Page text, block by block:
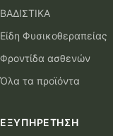
ΒΑΔΙΣΤΙΚΑ
Είδη Φυσικοθεραπείας
Φροντίδα ασθενών
Όλα τα προϊόντα
ΕΞΥΠΗΡΈΤΗΣΗ